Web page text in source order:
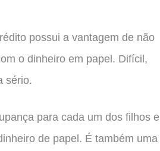
possui a vantagem de não
o dinheiro em papel. Difícil,
sério.
para cada um dos filhos e
de papel. É também uma